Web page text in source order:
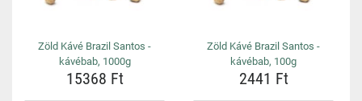
Zöld Kávé Brazil Santos -
kávébab, 1000g
15368 Ft
Zöld Kávé Brazil Santos -
kávébab, 100g
2441 Ft